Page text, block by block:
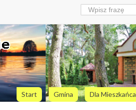
Start Gmina Dla Mieszkańca